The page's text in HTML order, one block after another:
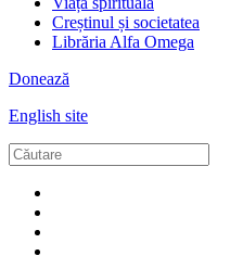
Creștinul și societatea
Librăria Alfa Omega
Donează
English site